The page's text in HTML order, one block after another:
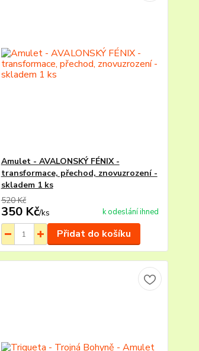
Amulet - AVALONSKÝ FÉNIX -
transformace, přechod, znovuzrození -
skladem 1 ks
520 Kč
350 Kč/ks k odeslání ihned
Přidat do košíku